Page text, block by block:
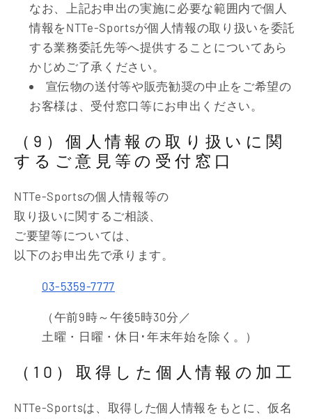
なお、上記お申出の実施に必要な範囲内で個人
情報をNTTe-Sportsが個人情報の取り扱いを委託
する業務委託先等へ提供することについてあら
かじめご了承ください。
宣伝物の送付等や販売勧奨の中止をご希望の
お客様は、受付窓口等にお申出ください。
（9）個人情報の取り扱いに関
するご意見等の受付窓口
NTTe-Sportsの個人情報等の
取り扱いに関するご相談、
ご要望等については、
以下のお申出先で承ります。
03-5359-7777
（午前9時～午後5時30分／
土曜・日曜・休日･年末年始を除く。）
（10）取得した個人情報の加工
NTTe-Sportsは、取得した個人情報をもとに、仮名